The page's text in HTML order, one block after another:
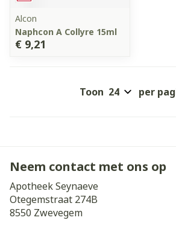
Alcon
Naphcon A Collyre 15ml
€ 9,21
Toon per
Neem contact met ons op
Apotheek Seynaeve
Otegemstraat 274B
8550 Zwevegem